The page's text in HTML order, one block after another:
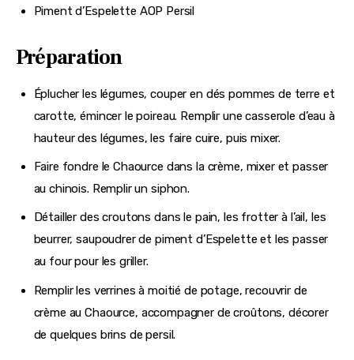
Piment d’Espelette AOP Persil
Préparation
Éplucher les légumes, couper en dés pommes de terre et
carotte, émincer le poireau. Remplir une casserole d’eau à
hauteur des légumes, les faire cuire, puis mixer.
Faire fondre le Chaource dans la crème, mixer et passer
au chinois. Remplir un siphon.
Détailler des croutons dans le pain, les frotter à l’ail, les
beurrer, saupoudrer de piment d’Espelette et les passer
au four pour les griller.
Remplir les verrines à moitié de potage, recouvrir de
crème au Chaource, accompagner de croûtons, décorer
de quelques brins de persil.